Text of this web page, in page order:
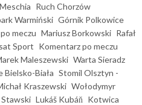
Ruch Chorzów
Warmiński Górnik Polkowice
meczu Mariusz Borkowski Rafał
Sport Komentarz po meczu
Maleszewski Warta Sieradz
Bielsko-Biała Stomil Olsztyn -
Kraszewski Wołodymyr
Lukáš Kubáň Kotwica